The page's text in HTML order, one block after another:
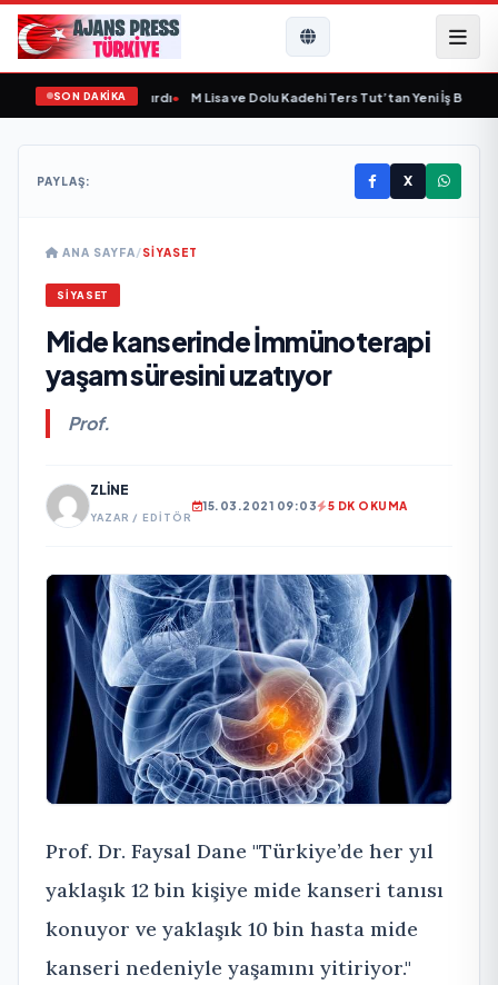
SON DAKİKA
Bir Marka Kazandırdı• M Lisa ve Dolu Kadehi Ters Tut’tan Yeni İş Birliği:
PAYLAŞ: X
ANA SAYFA/SİYASET
SİYASET
Mide kanserinde İmmünoterapi
yaşam süresini uzatıyor
Prof.
ZLINE
YAZAR / EDITÖR
15.03.2021 09:03 5 DK OKUMA
Prof. Dr. Faysal Dane "Türkiye’de her yıl
yaklaşık 12 bin kişiye mide kanseri tanısı
konuyor ve yaklaşık 10 bin hasta mide
kanseri nedeniyle yaşamını yitiriyor."